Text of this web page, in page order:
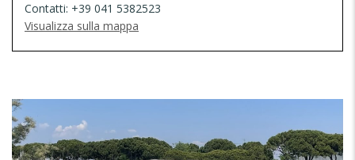
Contatti: +39 041 5382523
Visualizza sulla mappa